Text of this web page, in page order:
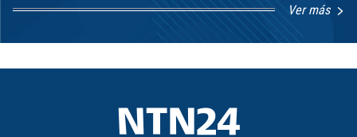
Ver más
8